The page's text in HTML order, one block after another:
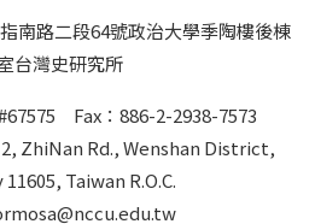
南路二段64號政治大學季陶樓後棟
台灣史研究所
Fax：886-2-2938-7573
ZhiNan Rd., Wenshan District,
Taiwan R.O.C.